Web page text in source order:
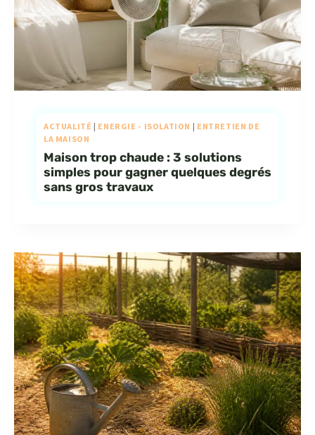
ACTUALITÉ | ENERGIE - ISOLATION | ENTRETIEN DE
LA MAISON
Maison trop chaude : 3 solutions
simples pour gagner quelques degrés
sans gros travaux